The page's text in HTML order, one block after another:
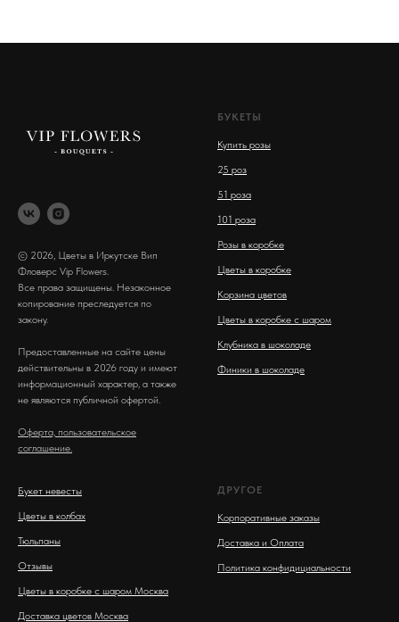
© 2026, Цветы в Иркутске Вип
Фловерс Vip Flowers.
Все права защищены. Незаконное
копирование преследуется по
закону.
Предоставленные на сайте цены
действительны в 2026 году и имеют
информационный характер, а также
не являются публичной офертой.
Оферта, пользовательское
соглашение.
БУКЕТЫ
Купить розы
25 роз
51 роза
101 роза
Розы в коробке
Цветы в коробке
Корзина цветов
Цветы в коробке с шаром
Клубника в шоколаде
Финики в шоколаде
Букет невесты
Цветы в колбах
Тюльпаны
Отзывы
Цветы в коробке с шаром Москва
Доставка цветов Москва
ДРУГОЕ
Корпоративные заказы
Доставка и Оплата
Политика конфидициальности